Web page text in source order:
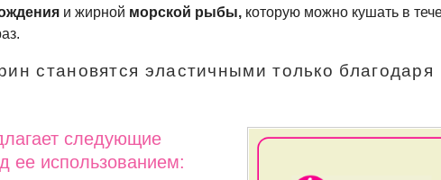
и жирной морской рыбы, которую можно кушать в
становятся эластичными только благодаря
следующие
ее использованием: